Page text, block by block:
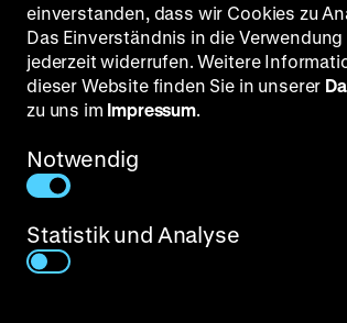
einverstanden, dass wir Cookies zu
Das Einverständnis in die
jederzeit widerrufen. Weitere
dieser Website finden Sie in unserer
zu uns im Impressum.
Notwendig
Statistik und Analyse